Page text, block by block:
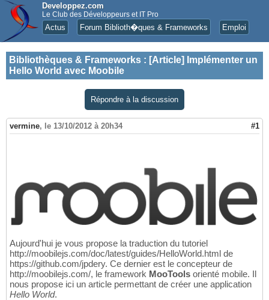
Developpez.com
Le Club des Développeurs et IT Pro
Actus Forum Biblioth�ques & Frameworks Emploi
Bibliothèques & Frameworks : [Article] Implémenter un
Hello World avec Moobile
Répondre à la discussion
vermine, le 13/10/2012 à 20h34 #1
Aujourd'hui je vous propose la traduction du tutoriel
http://moobilejs.com/doc/latest/guides/HelloWorld.html de
https://github.com/jpdery. Ce dernier est le concepteur de
http://moobilejs.com/, le framework MooTools orienté mobile. Il
nous propose ici un article permettant de créer une application
Hello World.